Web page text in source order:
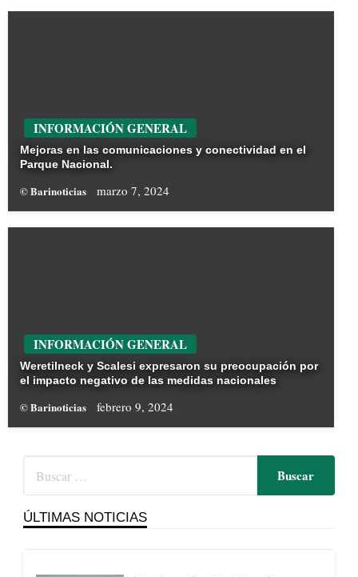
INFORMACIÓN GENERAL
Mejoras en las comunicaciones y conectividad en el
Parque Nacional.
© Barinoticias marzo 7, 2024
INFORMACIÓN GENERAL
Weretilneck y Scalesi expresaron su preocupación por
el impacto negativo de las medidas nacionales
© Barinoticias febrero 9, 2024
ÚLTIMAS NOTICIAS